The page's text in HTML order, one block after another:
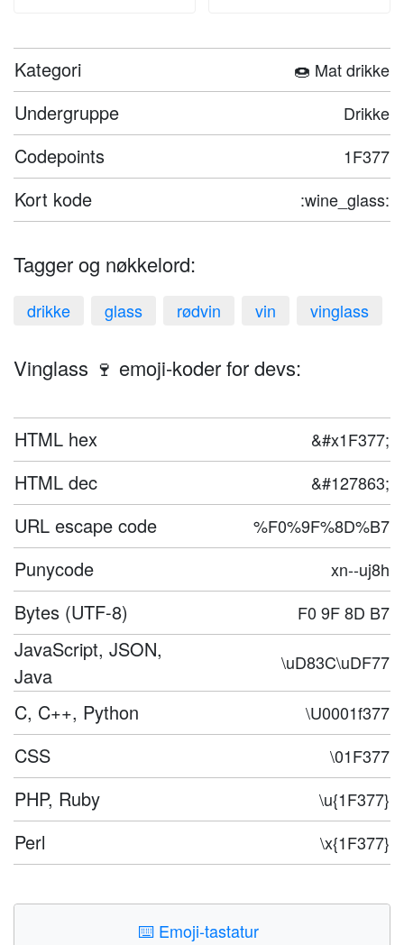
Kategori 🍩 Mat drikke
Undergruppe Drikke
Codepoints 1F377
Kort kode :wine_glass:
Tagger og nøkkelord:
drikke glass rødvin vin vinglass
Vinglass 🍷 emoji-koder for devs:
HTML hex &#x1F377;
HTML dec &#127863;
URL escape code %F0%9F%8D%B7
Punycode xn--uj8h
Bytes (UTF-8) F0 9F 8D B7
JavaScript, JSON,
Java
\uD83C\uDF77
C, C++, Python \U0001f377
CSS \01F377
PHP, Ruby \u{1F377}
Perl \x{1F377}
⌨️ Emoji-tastatur